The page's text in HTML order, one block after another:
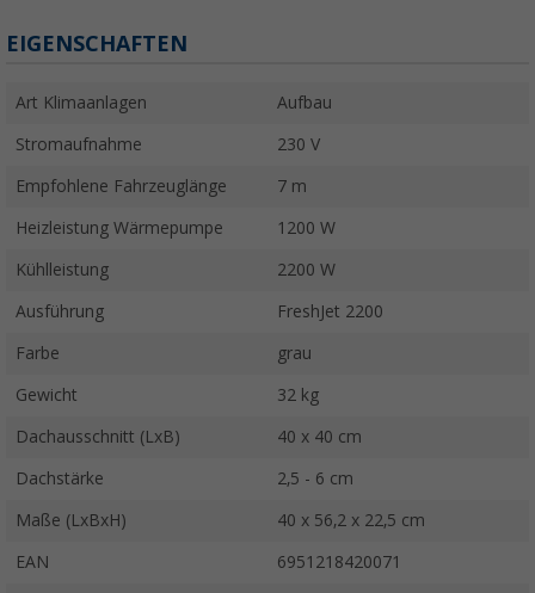
EIGENSCHAFTEN
Art Klimaanlagen Aufbau
Stromaufnahme 230 V
Empfohlene Fahrzeuglänge 7 m
Heizleistung Wärmepumpe 1200 W
Kühlleistung 2200 W
Ausführung FreshJet 2200
Farbe grau
Gewicht 32 kg
Dachausschnitt (LxB) 40 x 40 cm
Dachstärke 2,5 - 6 cm
Maße (LxBxH) 40 x 56,2 x 22,5 cm
EAN 6951218420071